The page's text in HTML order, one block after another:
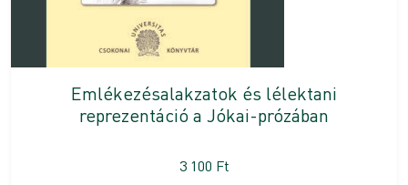
Emlékezésalakzatok és lélektani
reprezentáció a Jókai-prózában
3 100 Ft